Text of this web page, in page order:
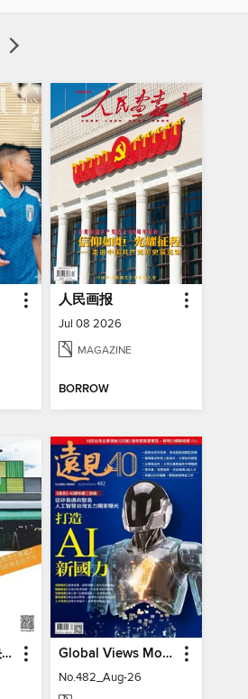
人民画报
Jul 08 2026
MAGAZINE
BORROW
Fresh & Lohas 快樂ㄟ菜市仔 傳統市場與攤商專業期刊 Global Views Monthly 遠見雜誌
No.482_Aug-26